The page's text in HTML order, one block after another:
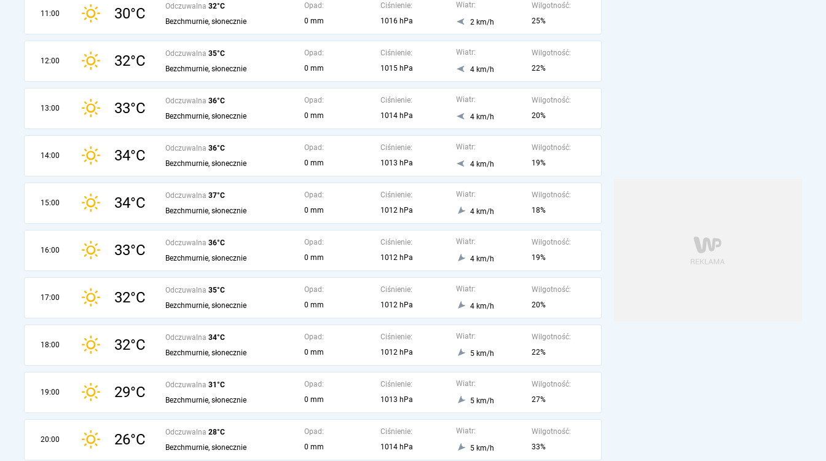
11:00 30°C Odczuwalna 32°C
Bezchmurnie, słonecznie
Opad:
0 mm
Ciśnienie:
1016 hPa
Wiatr:
2 km/h
Wilgotność:
25%
12:00 32°C Odczuwalna 35°C
Bezchmurnie, słonecznie
Opad:
0 mm
Ciśnienie:
1015 hPa
Wiatr:
4 km/h
Wilgotność:
22%
13:00 33°C Odczuwalna 36°C
Bezchmurnie, słonecznie
Opad:
0 mm
Ciśnienie:
1014 hPa
Wiatr:
4 km/h
Wilgotność:
20%
14:00 34°C Odczuwalna 36°C
Bezchmurnie, słonecznie
Opad:
0 mm
Ciśnienie:
1013 hPa
Wiatr:
4 km/h
Wilgotność:
19%
15:00 34°C Odczuwalna 37°C
Bezchmurnie, słonecznie
Opad:
0 mm
Ciśnienie:
1012 hPa
Wiatr:
4 km/h
Wilgotność:
18%
16:00 33°C Odczuwalna 36°C
Bezchmurnie, słonecznie
Opad:
0 mm
Ciśnienie:
1012 hPa
Wiatr:
4 km/h
Wilgotność:
19%
17:00 32°C Odczuwalna 35°C
Bezchmurnie, słonecznie
Opad:
0 mm
Ciśnienie:
1012 hPa
Wiatr:
4 km/h
Wilgotność:
20%
18:00 32°C Odczuwalna 34°C
Bezchmurnie, słonecznie
Opad:
0 mm
Ciśnienie:
1012 hPa
Wiatr:
5 km/h
Wilgotność:
22%
19:00 29°C Odczuwalna 31°C
Bezchmurnie, słonecznie
Opad:
0 mm
Ciśnienie:
1013 hPa
Wiatr:
5 km/h
Wilgotność:
27%
20:00 26°C Odczuwalna 28°C
Bezchmurnie, słonecznie
Opad:
0 mm
Ciśnienie:
1014 hPa
Wiatr:
5 km/h
Wilgotność:
33%